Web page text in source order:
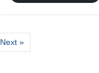
Next »